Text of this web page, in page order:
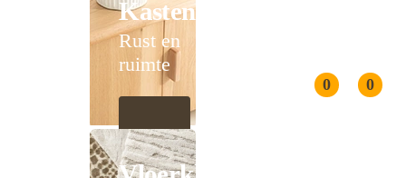
0 0
Kasten
Rust en
ruimte